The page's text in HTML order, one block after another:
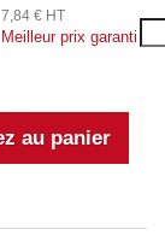
7,84 € HT
Meilleur prix garanti